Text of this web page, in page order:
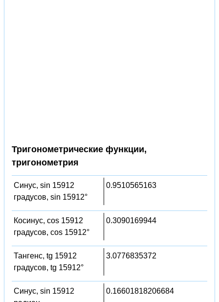
Тригонометрические функции,
тригонометрия
Синус, sin 15912
градусов, sin 15912°
0.9510565163
Косинус, cos 15912
градусов, cos 15912°
0.3090169944
Тангенс, tg 15912
градусов, tg 15912°
3.0776835372
Синус, sin 15912
0.16601818206684